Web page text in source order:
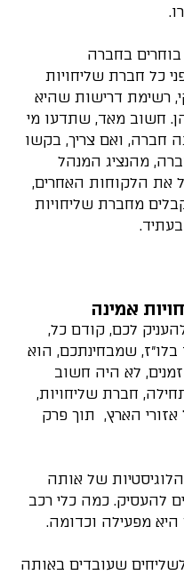
בחברה
כל חברת שליחויות
רשימת דרישות שהיא
חשוב מאד, שתדעו מי
חברה, ואם צריך, בקשו
מהנציג המנהל
את הלקוחות האחרים,
מחברת שליחויות
אמינה
לכם, קודם כל,
בלו"ז, שמבחינתכם, הוא
לא היה חשוב
חברת שליחויות,
הארץ, תוך פרק
של אותה
להעסיק. כמה כלי רכב
מפעילה וכדומה.
שעובדים באותה